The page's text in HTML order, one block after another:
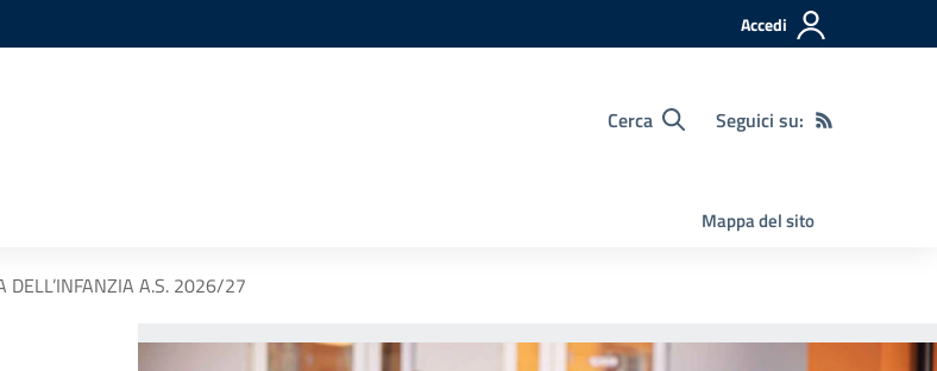
Accedi
Cerca Seguici su:
Mappa del sito
DELL’INFANZIA A.S. 2026/27